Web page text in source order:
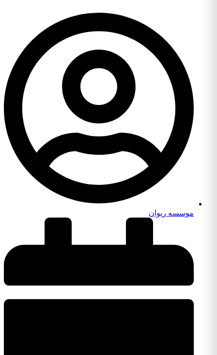
موسسه ریوان